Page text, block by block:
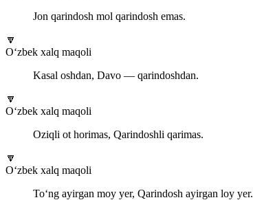
Jon qarindosh mol qarindosh emas.
🔽
O‘zbek xalq maqoli
Kasal oshdan, Davo — qarindoshdan.
🔽
O‘zbek xalq maqoli
Oziqli ot horimas, Qarindoshli qarimas.
🔽
O‘zbek xalq maqoli
To‘ng ayirgan moy yer, Qarindosh ayirgan loy yer.